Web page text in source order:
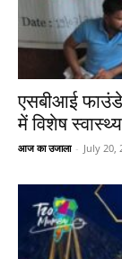
एसबीआई
में विशेष
आज का उजाला - July 20,